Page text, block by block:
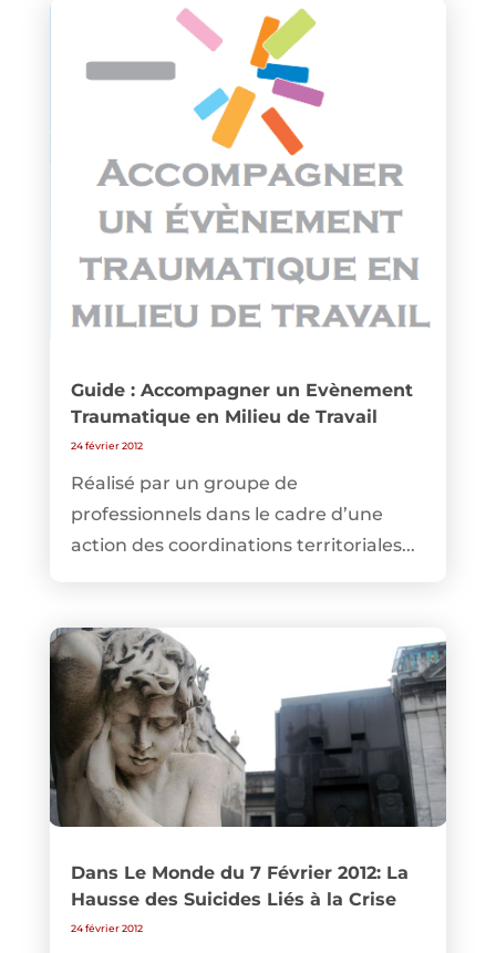
Guide : Accompagner un Evènement
Traumatique en Milieu de Travail
24 février 2012
Réalisé par un groupe de
professionnels dans le cadre d’une
action des coordinations territoriales...
Dans Le Monde du 7 Février 2012: La
Hausse des Suicides Liés à la Crise
24 février 2012